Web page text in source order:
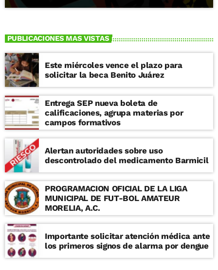
PUBLICACIONES MAS VISTAS
Este miércoles vence el plazo para
solicitar la beca Benito Juárez
Entrega SEP nueva boleta de
calificaciones, agrupa materias por
campos formativos
Alertan autoridades sobre uso
descontrolado del medicamento Barmicil
PROGRAMACION OFICIAL DE LA LIGA
MUNICIPAL DE FUT-BOL AMATEUR
MORELIA, A.C.
Importante solicitar atención médica ante
los primeros signos de alarma por dengue